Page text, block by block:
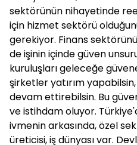
sektörünün nihayetinde
için hizmet sektörü
gerekiyor. Finans
de işinin içinde güven
kuruluşları geleceğe
şirketler yatırım
devam ettirebilsin. Bu
ve istihdam oluyor.
ivmenin arkasında, özel
üreticisi, iş dünyası var.